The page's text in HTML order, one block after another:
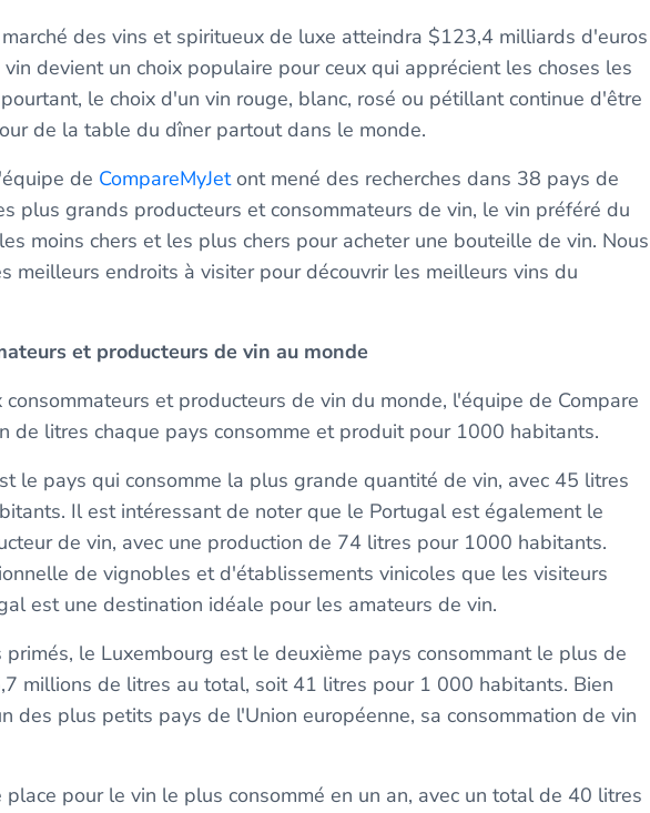
des vins et spiritueux de luxe atteindra $123,4 milliards d'euros
devient un choix populaire pour ceux qui apprécient les choses les
le choix d'un vin rouge, blanc, rosé ou pétillant continue d'être
de la table du dîner partout dans le monde.
de CompareMyJetont mené des recherches dans 38 pays de
plus grands producteurs et consommateurs de vin, le vin préféré du
moins chers et les plus chers pour acheter une bouteille de vin. Nous
meilleurs endroits à visiter pour découvrir les meilleurs vins du
et producteurs de vin au monde
et producteurs de vin du monde, l'équipe de Compare
de litres chaque pays consomme et produit pour 1000 habitants.
le pays qui consomme la plus grande quantité de vin, avec 45 litres
Il est intéressant de noter que le Portugal est également le
de vin, avec une production de 74 litres pour 1000 habitants.
de vignobles et d'établissements vinicoles que les visiteurs
est une destination idéale pour les amateurs de vin.
primés, le Luxembourg est le deuxième pays consommant le plus de
millions de litres au total, soit 41 litres pour 1 000 habitants. Bien
des plus petits pays de l'Union européenne, sa consommation de vin
pour le vin le plus consommé en un an, avec un total de 40 litres